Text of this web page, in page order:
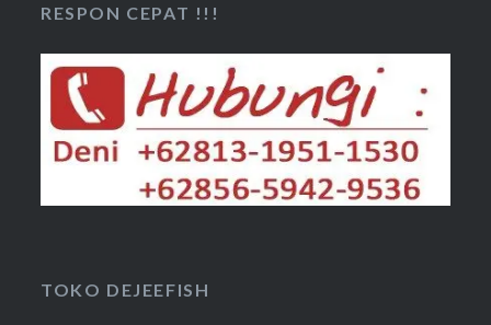
RESPON CEPAT !!!
TOKO DEJEEFISH